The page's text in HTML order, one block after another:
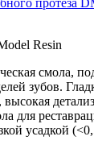
Resin
смола,
зубов.
для
усадкой